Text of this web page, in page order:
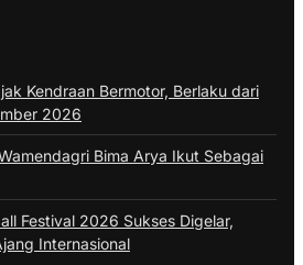
Kendraan Bermotor, Berlaku dari
2026
Bima Arya Ikut Sebagai
Festival 2026 Sukses Digelar,
Internasional